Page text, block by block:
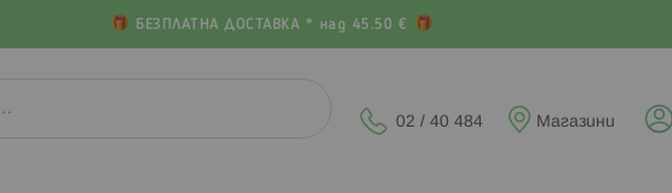
БЕЗПЛАТНА ДОСТАВКА * над 45.50 €
Магазини
02 / 40 484